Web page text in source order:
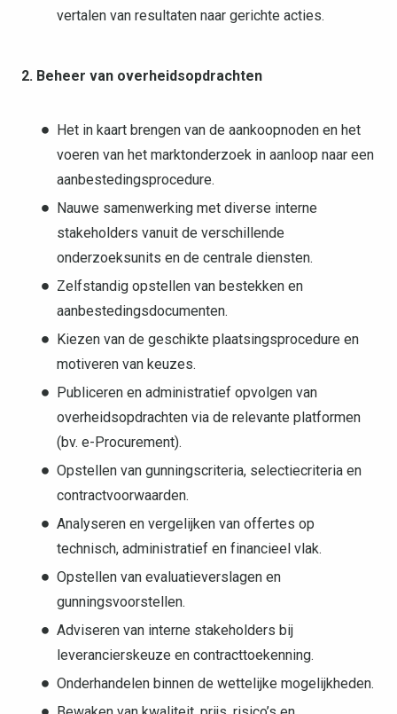
vertalen van resultaten naar gerichte acties.
2. Beheer van overheidsopdrachten
Het in kaart brengen van de aankoopnoden en het
voeren van het marktonderzoek in aanloop naar een
aanbestedingsprocedure.
Nauwe samenwerking met diverse interne
stakeholders vanuit de verschillende
onderzoeksunits en de centrale diensten.
Zelfstandig opstellen van bestekken en
aanbestedingsdocumenten.
Kiezen van de geschikte plaatsingsprocedure en
motiveren van keuzes.
Publiceren en administratief opvolgen van
overheidsopdrachten via de relevante platformen
(bv. e-Procurement).
Opstellen van gunningscriteria, selectiecriteria en
contractvoorwaarden.
Analyseren en vergelijken van offertes op
technisch, administratief en financieel vlak.
Opstellen van evaluatieverslagen en
gunningsvoorstellen.
Adviseren van interne stakeholders bij
leverancierskeuze en contracttoekenning.
Onderhandelen binnen de wettelijke mogelijkheden.